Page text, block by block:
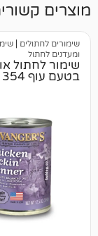
שימורים
אוונגרס